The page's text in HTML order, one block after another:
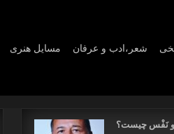
مسايل هنری شعر،ادب و عرفان
و نَفْس چیست؟